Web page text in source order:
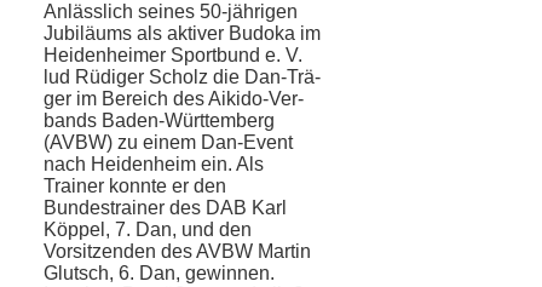
Anlässlich seines 50-jährigen
Jubiläums als aktiver Budoka im
Heidenheimer Sport­bund e. V.
lud Rüdiger Scholz die Dan-Trä­
ger im Bereich des Aikido-Ver­
bands Ba­den-Württemberg
(AVBW) zu einem Dan-Event
nach Heidenheim ein. Als
Trainer konnte er den
Bundestrainer des DAB Karl
Köppel, 7. Dan, und den
Vorsitzenden des AVBW Martin
Glutsch, 6. Dan, gewinnen.